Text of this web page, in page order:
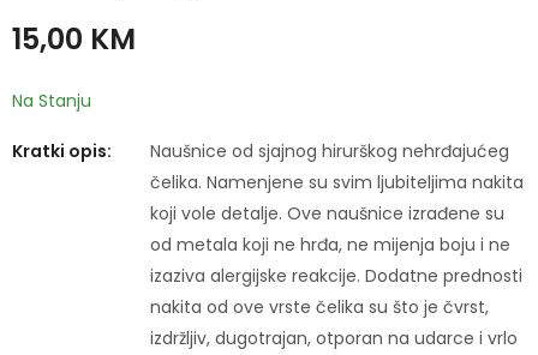
15,00 KM
Na Stanju
Kratki opis:
Naušnice od sjajnog hirurškog nehrđajućeg
čelika. Namenjene su svim ljubiteljima nakita
koji vole detalje. Ove naušnice izrađene su
od metala koji ne hrđa, ne mijenja boju i ne
izaziva alergijske reakcije. Dodatne prednosti
nakita od ove vrste čelika su što je čvrst,
izdržljiv, dugotrajan, otporan na udarce i vrlo